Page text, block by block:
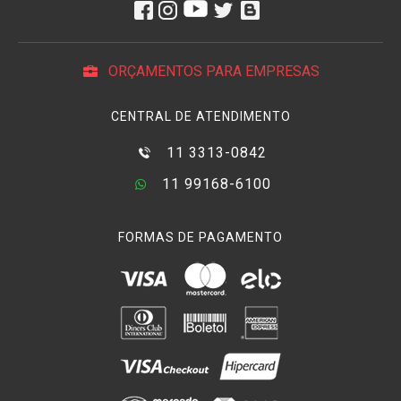
ORÇAMENTOS PARA EMPRESAS
CENTRAL DE ATENDIMENTO
11 3313-0842
11 99168-6100
FORMAS DE PAGAMENTO